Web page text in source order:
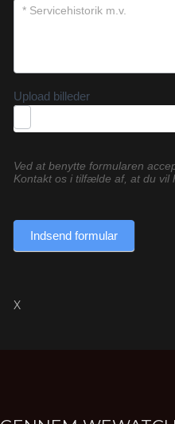
Upload billeder
Ved at benytte formularen
Kontakt os i tilfælde af, at du vil
Indsend formular
X